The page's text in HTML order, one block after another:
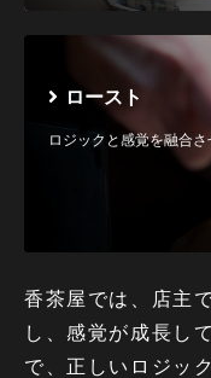
ロースト
ロジックと感覚を融合
香茶屋では、店主
し、感覚が成長し
で、正しいロジッ